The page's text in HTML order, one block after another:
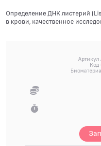
Определение ДНК листерий
в крови, качественное
Артикул
Код